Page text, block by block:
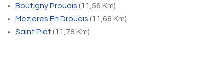
Boutigny Prouais (11,56 Km)
Mezieres En Drouais (11,66 Km)
Saint Piat (11,78 Km)